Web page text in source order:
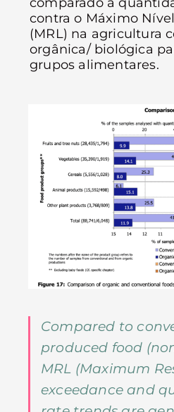
contra o Máximo
(MRL) na agricultura
orgânica/ biológica
grupos alimentares.
Compared to
produced food
MRL (Maximum
exceedance and